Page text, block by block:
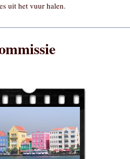
uit het vuur halen.